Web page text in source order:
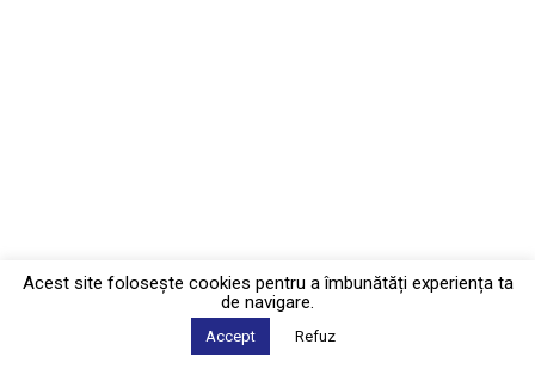
Acest site foloseşte cookies pentru a îmbunătăți experiența ta
de navigare.
Accept Refuz